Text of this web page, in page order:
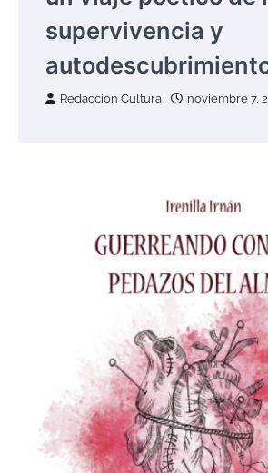
supervivencia y
Redaccion Cultura noviembre 7,